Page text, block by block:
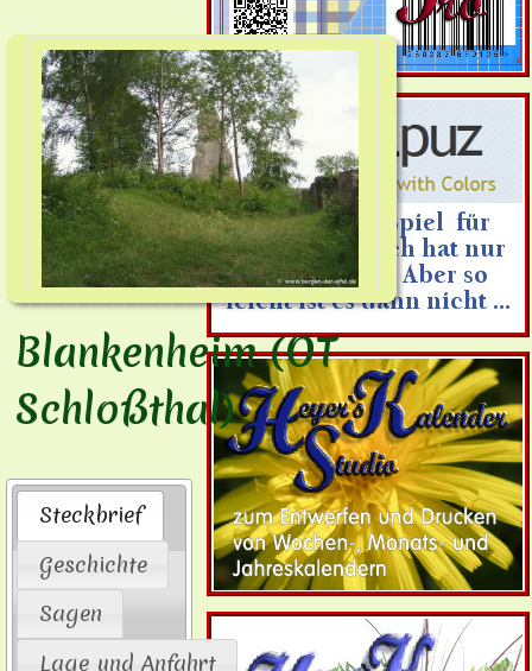
Blankenheim (OT
Schloßthal)
Steckbrief
Geschichte
Sagen
Lage und Anfahrt